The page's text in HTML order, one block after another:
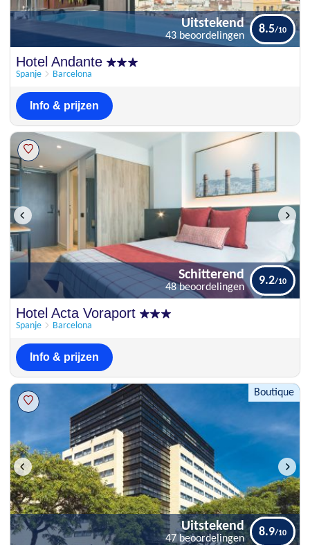
Hotel Andante
Spanje Barcelona
Uitstekend
43 beoordelingen
8.5
Info & prijzen
Hotel Acta Voraport
Spanje Barcelona
Schitterend
48 beoordelingen
9.2
Info & prijzen
Boutique
Uitstekend
47 beoordelingen
8.9